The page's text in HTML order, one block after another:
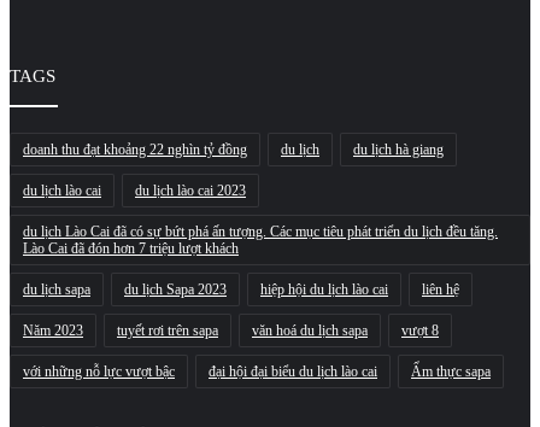
TAGS
doanh thu đạt khoảng 22 nghìn tỷ đồng du lịch du lịch hà giang
du lịch lào cai du lịch lào cai 2023
du lịch Lào Cai đã có sự bứt phá ấn tượng. Các mục tiêu phát triển du lịch đều tăng.
Lào Cai đã đón hơn 7 triệu lượt khách
du lịch sapa du lịch Sapa 2023 hiệp hội du lịch lào cai liên hệ
Năm 2023 tuyết rơi trên sapa văn hoá du lịch sapa vượt 8
với những nỗ lực vượt bậc đại hội đại biểu du lịch lào cai Ẩm thực sapa